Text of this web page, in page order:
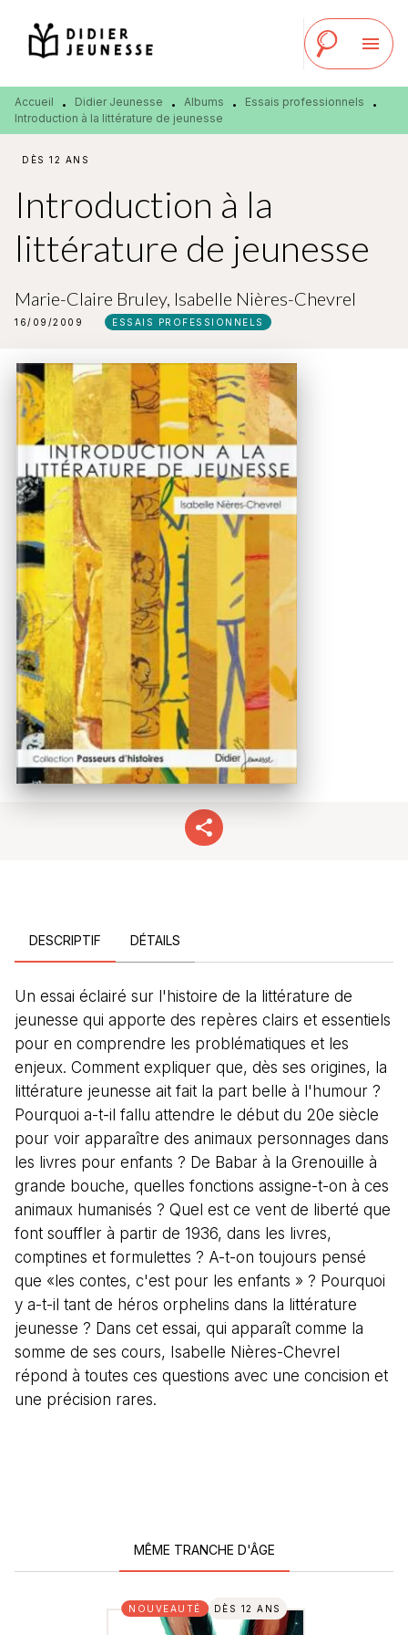
MENU RECHERCHE
PIED DE PAGE
menu
Accueil • Didier Jeunesse • Albums • Essais professionnels
•
Introduction à la littérature de jeunesse
DÈS 12 ANS
Introduction à la
littérature de jeunesse
Marie-Claire Bruley, Isabelle Nières-Chevrel
16/09/2009 ESSAIS PROFESSIONNELS
DESCRIPTIF DÉTAILS
Un essai éclairé sur l'histoire de la littérature de
jeunesse qui apporte des repères clairs et essentiels
pour en comprendre les problématiques et les
enjeux. Comment expliquer que, dès ses origines, la
littérature jeunesse ait fait la part belle à l'humour ?
Pourquoi a-t-il fallu attendre le début du 20e siècle
pour voir apparaître des animaux personnages dans
les livres pour enfants ? De Babar à la Grenouille à
grande bouche, quelles fonctions assigne-t-on à ces
animaux humanisés ? Quel est ce vent de liberté que
font souffler à partir de 1936, dans les livres,
comptines et formulettes ? A-t-on toujours pensé
que «les contes, c'est pour les enfants » ? Pourquoi
y a-t-il tant de héros orphelins dans la littérature
jeunesse ? Dans cet essai, qui apparaît comme la
somme de ses cours, Isabelle Nières-Chevrel
répond à toutes ces questions avec une concision et
une précision rares.
MÊME TRANCHE D'ÂGE
NOUVEAUTÉ DÈS 12 ANS